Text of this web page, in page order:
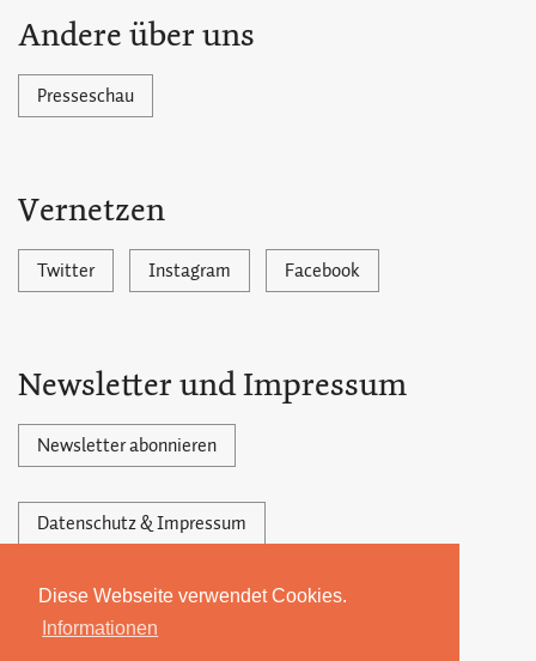
Diese Webseite verwendet Cookies.
Informationen
Andere über uns
Presseschau
Vernetzen
Twitter Instagram Facebook
Newsletter und Impressum
Newsletter abonnieren
Datenschutz & Impressum
Powered by Ghost,